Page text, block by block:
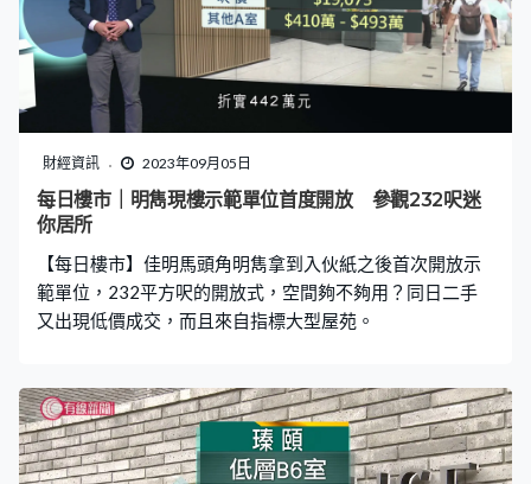
財經資訊 2023年09月05日
每日樓市｜明雋現樓示範單位首度開放 參觀232呎迷
你居所
【每日樓市】佳明馬頭角明雋拿到入伙紙之後首次開放示
範單位，232平方呎的開放式，空間夠不夠用？同日二手
又出現低價成交，而且來自指標大型屋苑。